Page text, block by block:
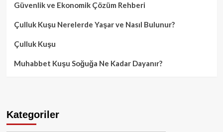
Güvenlik ve Ekonomik Çözüm Rehberi
Çulluk Kuşu Nerelerde Yaşar ve Nasıl Bulunur?
Çulluk Kuşu
Muhabbet Kuşu Soğuğa Ne Kadar Dayanır?
Kategoriler